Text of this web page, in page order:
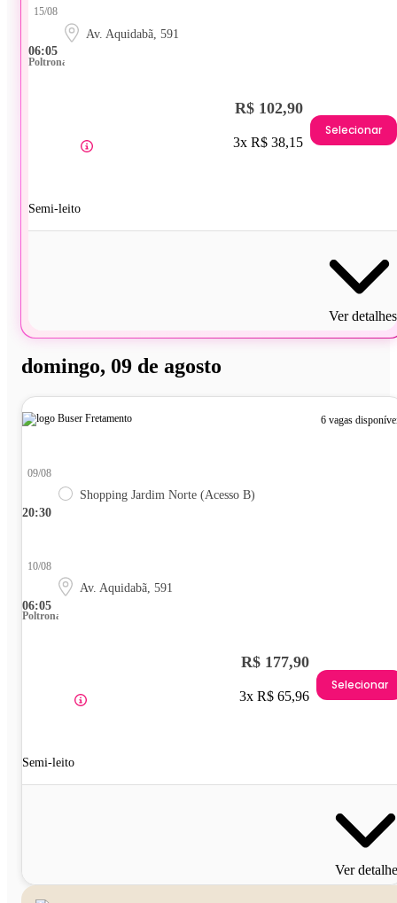
06:05
15/08
Av. Aquidabã, 591
Poltrona
Semi-leito
R$ 102,90
3x R$ 38,15
Selecionar
Ver detalhes
domingo, 09 de agosto
6 vagas
20:30
09/08
Shopping Jardim Norte (Acesso B)
06:05
10/08
Av. Aquidabã, 591
Poltrona
Semi-leito
R$ 177,90
3x R$ 65,96
Selecionar
Ver